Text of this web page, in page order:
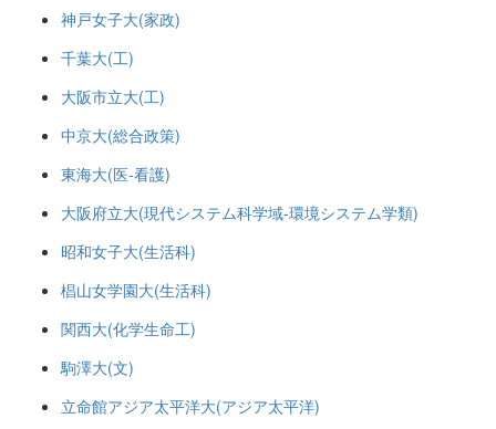
神戸女子大(家政)
千葉大(工)
大阪市立大(工)
中京大(総合政策)
東海大(医-看護)
大阪府立大(現代システム科学域-環境システム学類)
昭和女子大(生活科)
椙山女学園大(生活科)
関西大(化学生命工)
駒澤大(文)
立命館アジア太平洋大(アジア太平洋)